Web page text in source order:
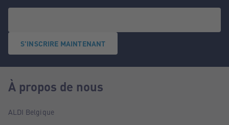
S'INSCRIRE MAINTENANT
À propos de nous
ALDI Belgique